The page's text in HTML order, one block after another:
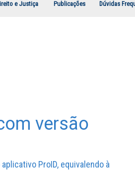
e Justiça Publicações Dúvidas
versão
ProID, equivalendo à